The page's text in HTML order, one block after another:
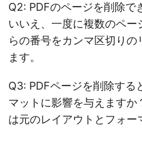
Q2: PDFのページを削除で
いいえ、一度に複数のペ
らの番号をカンマ区切りの
ます。
Q3: PDFページを削除する
マットに影響を与えます
は元のレイアウトとフォー